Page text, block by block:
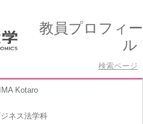
教員プロフィー
ル
検索ページ
Kotaro
ネス法学科